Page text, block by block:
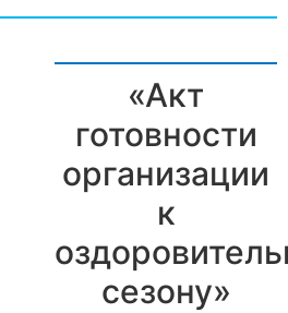
«Акт
готовности
организации
к
сезону»